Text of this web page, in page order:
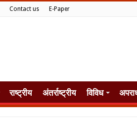
Contact us E-Paper
राष्ट्रीय अंतर्राष्ट्रीय विविध